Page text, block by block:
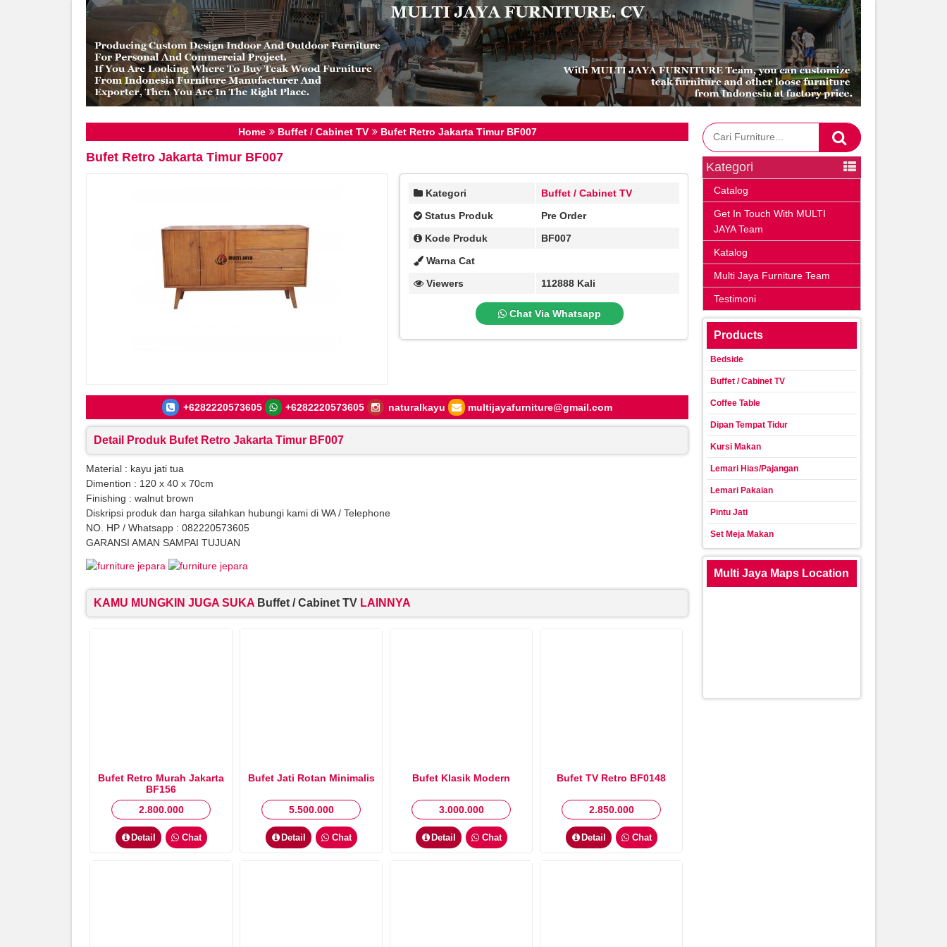
Home Buffet / Cabinet TV Bufet Retro Jakarta Timur BF007
Bufet Retro Jakarta Timur BF007
Kategori
Buffet / Cabinet TV
Status Produk
Pre Order
Kode Produk
BF007
Warna Cat
Viewers
112888 Kali
Chat Via Whatsapp
+6282220573605 +6282220573605 naturalkayu multijayafurniture@gmail.com
Detail Produk Bufet Retro Jakarta Timur BF007
Material : kayu jati tua
Dimention : 120 x 40 x 70cm
Finishing : walnut brown
Diskripsi produk dan harga silahkan hubungi kami di WA / Telephone
NO. HP / Whatsapp : 082220573605
GARANSI AMAN SAMPAI TUJUAN
KAMU MUNGKIN JUGA SUKA Buffet / Cabinet TV LAINNYA
Bufet Retro Murah Jakarta
BF156
2.800.000
Detail Chat
Bufet Jati Rotan Minimalis
5.500.000
Detail Chat
Bufet Klasik Modern
3.000.000
Detail Chat
Bufet TV Retro BF0148
2.850.000
Detail Chat
Kategori
Catalog
Get In Touch With MULTI
JAYA Team
Katalog
Multi Jaya Furniture Team
Testimoni
Products
Bedside
Buffet / Cabinet TV
Coffee Table
Dipan Tempat Tidur
Kursi Makan
Lemari Hias/Pajangan
Lemari Pakaian
Pintu Jati
Set Meja Makan
Multi Jaya Maps Location